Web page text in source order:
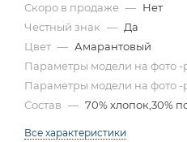
Скоро в продаже — Нет
Честный знак — Да
Цвет — Амарантовый
Параметры модели на фото -
Параметры модели на фото -
Состав — 70% хлопок,30%
Все характеристики